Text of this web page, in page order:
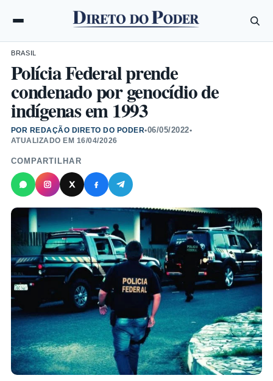
BRASIL
Polícia Federal prende
condenado por genocídio de
indígenas em 1993
POR REDAÇÃO DIRETO DO PODER•06/05/2022•
ATUALIZADO EM 16/04/2026
COMPARTILHAR